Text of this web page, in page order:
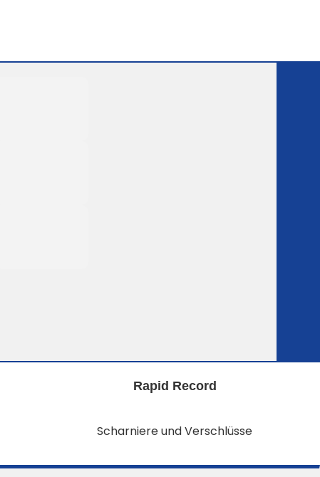
Rapid Record
Scharniere und Verschlüsse